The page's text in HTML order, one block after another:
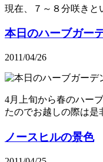
現在、７～８分咲きと
本日のハーブガー
2011/04/26
4月上旬から春のハー
たのでお越しの際は是
ノースヒルの景色